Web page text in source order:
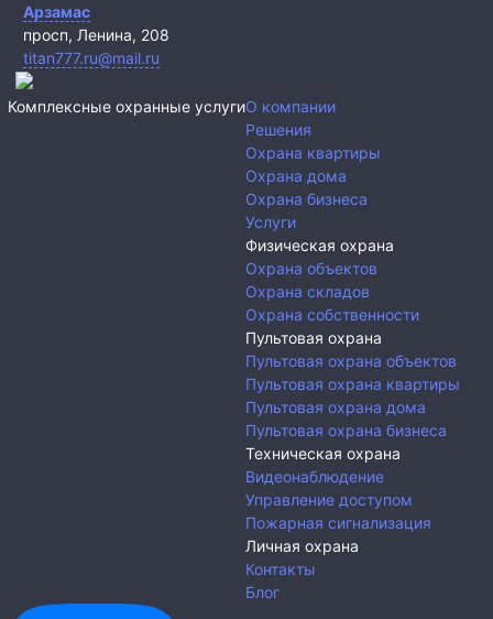
Арзамас
просп, Ленина, 208
titan777.ru@mail.ru
Комплексные охранные услугиО компании
Решения
Охрана квартиры
Охрана дома
Охрана бизнеса
Услуги
Физическая охрана
Охрана объектов
Охрана складов
Охрана собственности
Пультовая охрана
Пультовая охрана объектов
Пультовая охрана квартиры
Пультовая охрана дома
Пультовая охрана бизнеса
Техническая охрана
Видеонаблюдение
Управление доступом
Пожарная сигнализация
Личная охрана
Контакты
Блог